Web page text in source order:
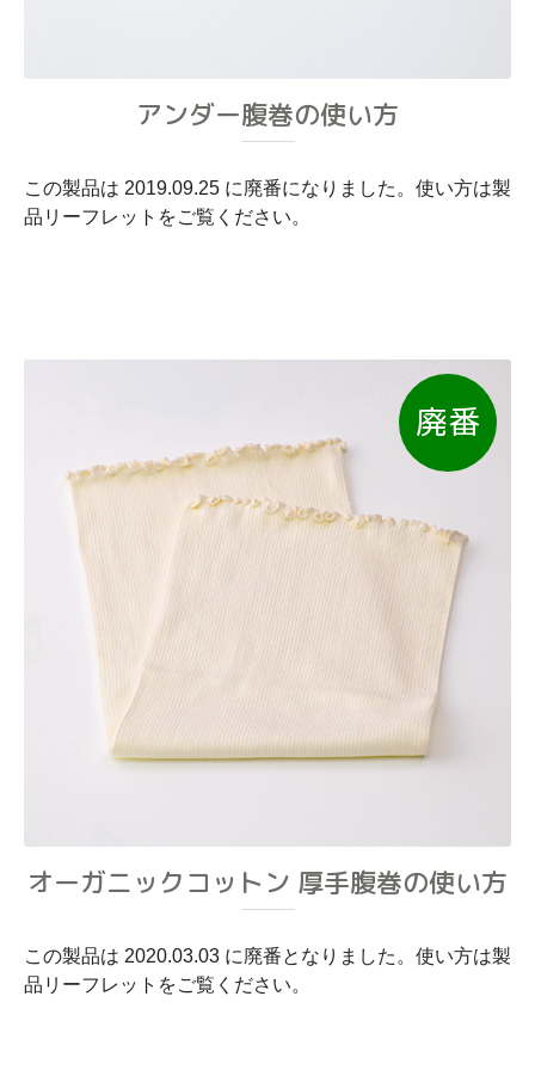
アンダー腹巻の使い方
この製品は 2019.09.25 に廃番になりました。使い方は製
品リーフレットをご覧ください。
廃番
オーガニックコットン 厚手腹巻の使い方
この製品は 2020.03.03 に廃番となりました。使い方は製
品リーフレットをご覧ください。